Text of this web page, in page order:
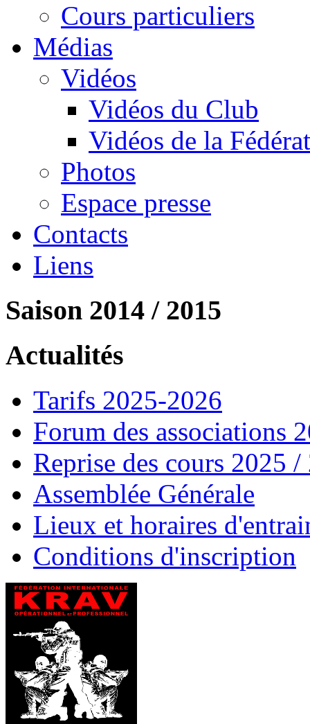
Cours particuliers
Médias
Vidéos
Vidéos du Club
Vidéos de la
Photos
Espace presse
Contacts
Liens
Saison 2014 / 2015
Actualités
Tarifs 2025-2026
Forum des associations
Reprise des cours 2025 /
Assemblée Générale
Lieux et horaires
Conditions d'inscription